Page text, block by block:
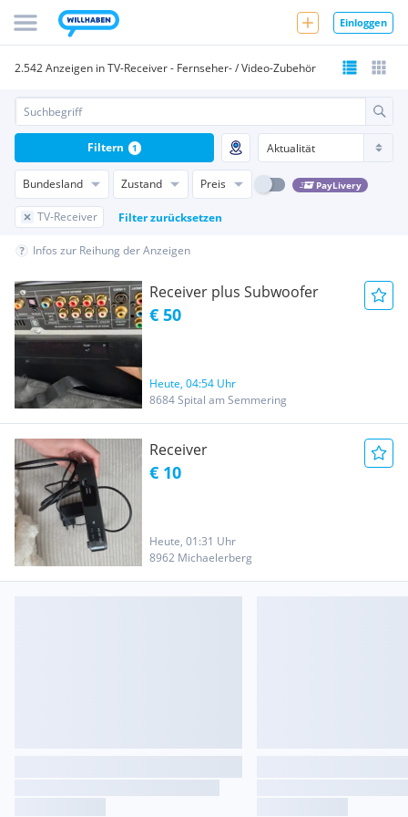
Einloggen
2.542 Anzeigen in TV-Receiver - Fernseher- / Video-Zubehör
Bundesland Zustand Preis PayLivery
TV-Receiver Filter zurücksetzen
Filtern 1
Infos zur Reihung der Anzeigen
Receiver plus Subwoofer
€ 50
Heute, 04:54 Uhr
8684 Spital am Semmering
Receiver
€ 10
Heute, 01:31 Uhr
8962 Michaelerberg